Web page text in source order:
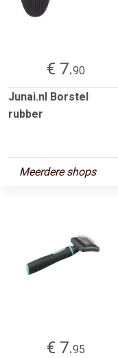
€ 7.90
Junai.nl Borstel
rubber
Meerdere shops
€ 7.95